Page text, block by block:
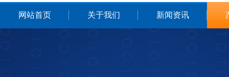
网站首页 关于我们 新闻资讯